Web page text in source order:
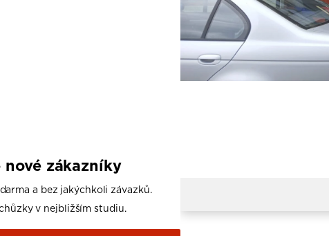
zákazníky
a bez jakýchkoli závazků.
v nejbližším studiu.